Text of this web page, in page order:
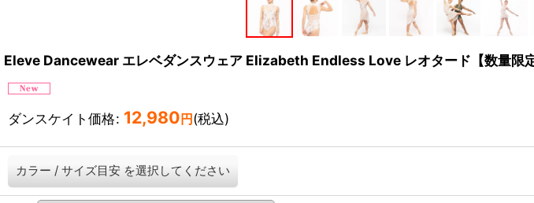
Eleve Dancewear エレベダンスウェア Elizabeth Endless Love レオタード【数量限定
ダンスケイト価格: 12,980 円 (税込)
カラー / サイズ目安 を選択してください